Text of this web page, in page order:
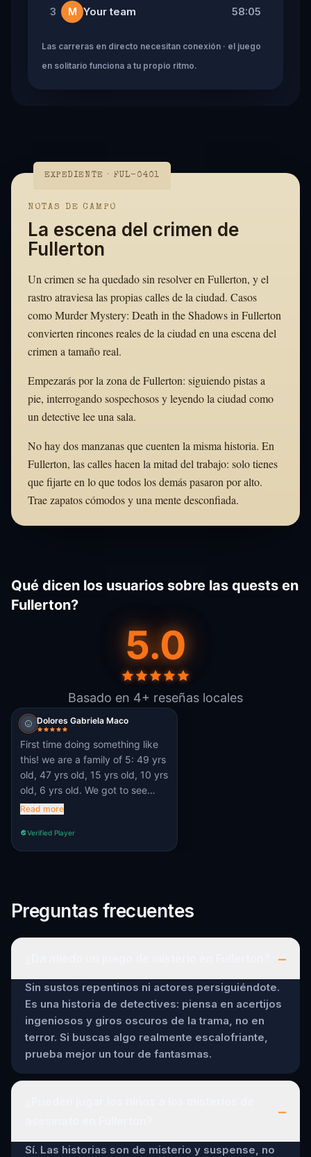
3 M Your team 58:05
Las carreras en directo necesitan conexión · el juego
en solitario funciona a tu propio ritmo.
EXPEDIENTE · FUL-0401
NOTAS DE CAMPO
La escena del crimen de
Fullerton
Un crimen se ha quedado sin resolver en Fullerton, y el
rastro atraviesa las propias calles de la ciudad. Casos
como Murder Mystery: Death in the Shadows in Fullerton
convierten rincones reales de la ciudad en una escena del
crimen a tamaño real.
Empezarás por la zona de Fullerton: siguiendo pistas a
pie, interrogando sospechosos y leyendo la ciudad como
un detective lee una sala.
No hay dos manzanas que cuenten la misma historia. En
Fullerton, las calles hacen la mitad del trabajo: solo tienes
que fijarte en lo que todos los demás pasaron por alto.
Trae zapatos cómodos y una mente desconfiada.
Qué dicen los usuarios sobre las quests en
Fullerton?
5.0
Basado en 4+ reseñas locales
Dolores Gabriela Maco
First time doing something like
this! we are a family of 5: 49 yrs
old, 47 yrs old, 15 yrs old, 10 yrs
old, 6 yrs old. We got to see
hidden gems in our city we
the game on foot.
Read more
Verified Player
Preguntas frecuentes
–
Sin sustos repentinos ni actores persiguiéndote.
Es una historia de detectives: piensa en acertijos
ingeniosos y giros oscuros de la trama, no en
terror. Si buscas algo realmente escalofriante,
prueba mejor un tour de fantasmas.
–
Sí. Las historias son de misterio y suspense, no